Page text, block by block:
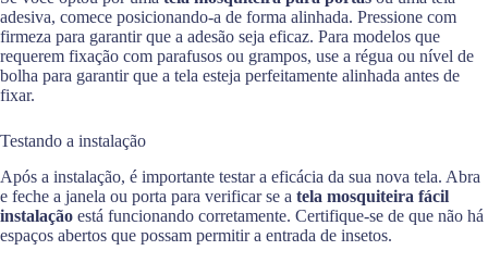
adesiva, comece posicionando-a de forma alinhada. Pressione com
firmeza para garantir que a adesão seja eficaz. Para modelos que
requerem fixação com parafusos ou grampos, use a régua ou nível de
bolha para garantir que a tela esteja perfeitamente alinhada antes de
fixar.
Testando a instalação
Após a instalação, é importante testar a eficácia da sua nova tela. Abra
e feche a janela ou porta para verificar se a tela mosquiteira fácil
instalação está funcionando corretamente. Certifique-se de que não há
espaços abertos que possam permitir a entrada de insetos.